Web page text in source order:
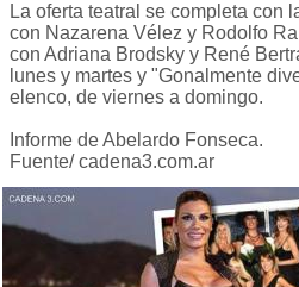
La oferta teatral se completa con
con Nazarena Vélez y Rodolfo
con Adriana Brodsky y René
lunes y martes y "Gonalmente
elenco, de viernes a domingo.
Informe de Abelardo Fonseca.
Fuente/ cadena3.com.ar